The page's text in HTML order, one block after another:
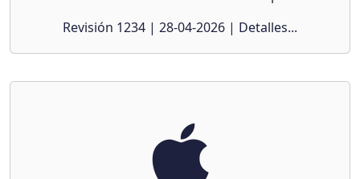
Revisión 1234 | 28-04-2026 | Detalles...